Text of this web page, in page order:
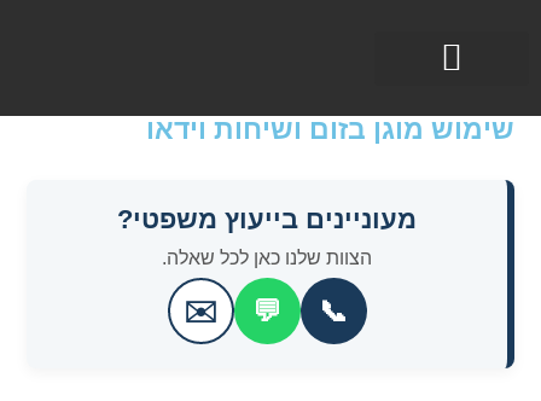
שימוש מוגן בזום ושיחות וידאו
מעוניינים בייעוץ משפטי?
הצוות שלנו כאן לכל שאלה.
📞
💬
✉️